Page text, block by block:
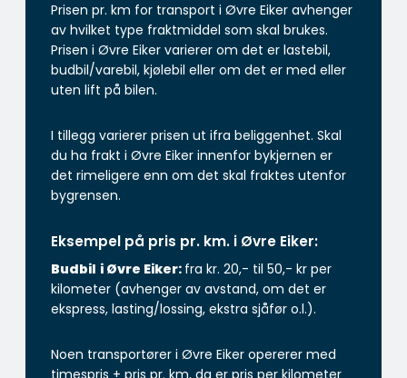
Prisen pr. km for transport i Øvre Eiker avhenger
av hvilket type fraktmiddel som skal brukes.
Prisen i Øvre Eiker varierer om det er lastebil,
budbil/varebil, kjølebil eller om det er med eller
uten lift på bilen.
I tillegg varierer prisen ut ifra beliggenhet. Skal
du ha frakt i Øvre Eiker innenfor bykjernen er
det rimeligere enn om det skal fraktes utenfor
bygrensen.
Eksempel på pris pr. km. i Øvre Eiker:
Budbil i Øvre Eiker: fra kr. 20,- til 50,- kr per
kilometer (avhenger av avstand, om det er
ekspress, lasting/lossing, ekstra sjåfør o.l.).
Noen transportører i Øvre Eiker opererer med